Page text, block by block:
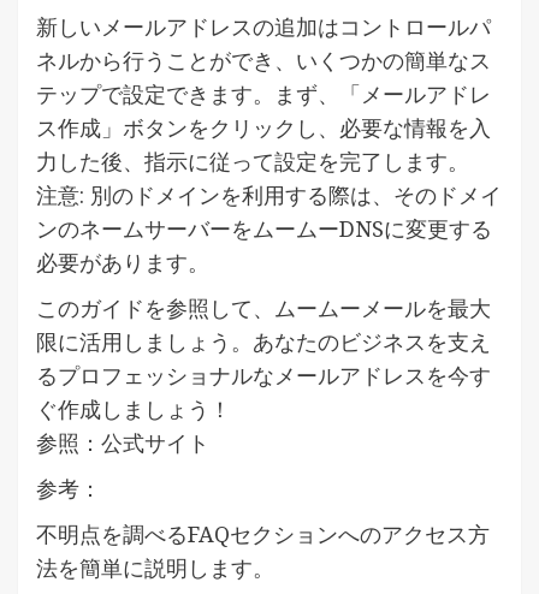
新しいメールアドレスの追加はコントロールパ
ネルから行うことができ、いくつかの簡単なス
テップで設定できます。まず、「メールアドレ
ス作成」ボタンをクリックし、必要な情報を入
力した後、指示に従って設定を完了します。
注意: 別のドメインを利用する際は、そのドメイ
ンのネームサーバーをムームーDNSに変更する
必要があります。
このガイドを参照して、ムームーメールを最大
限に活用しましょう。あなたのビジネスを支え
るプロフェッショナルなメールアドレスを今す
ぐ作成しましょう！
参照：公式サイト
参考：
不明点を調べるFAQセクションへのアクセス方
法を簡単に説明します。